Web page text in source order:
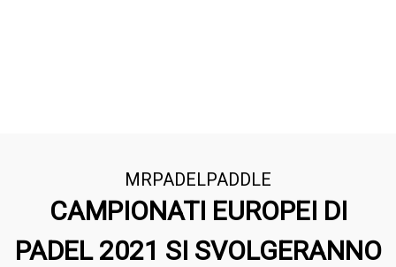
MRPADELPADDLE
CAMPIONATI EUROPEI DI
PADEL 2021 SI SVOLGERANNO